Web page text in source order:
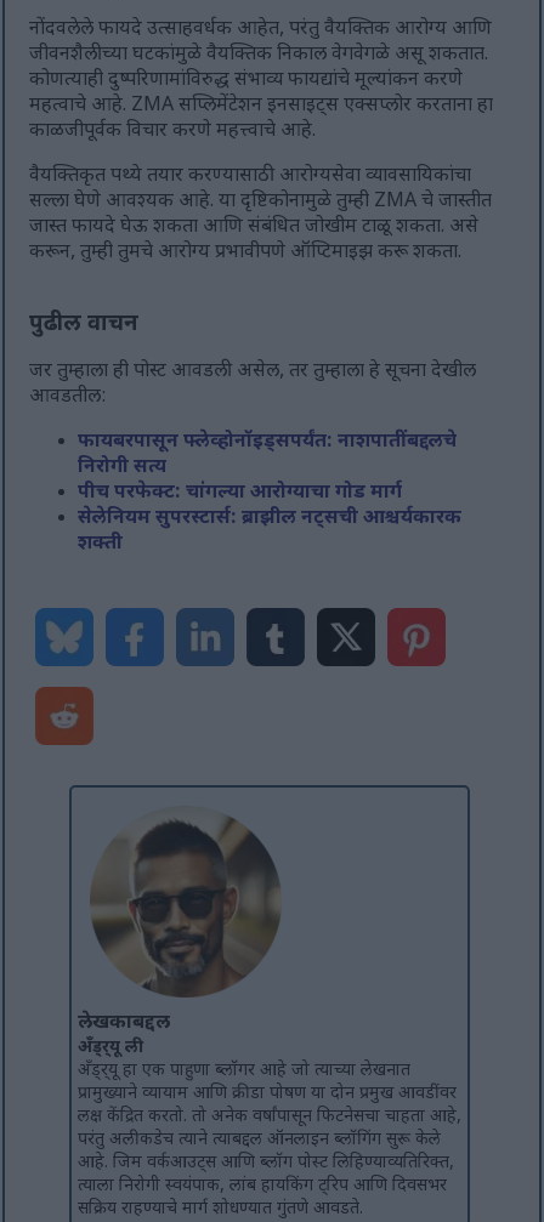
नोंदवलेले फायदे उत्साहवर्धक आहेत, परंतु वैयक्तिक आरोग्य आणि
जीवनशैलीच्या घटकांमुळे वैयक्तिक निकाल वेगवेगळे असू शकतात.
कोणत्याही दुष्परिणामांविरुद्ध संभाव्य फायद्यांचे मूल्यांकन करणे
महत्वाचे आहे. ZMA सप्लिमेंटेशन इनसाइट्स एक्सप्लोर करताना हा
काळजीपूर्वक विचार करणे महत्त्वाचे आहे.
वैयक्तिकृत पथ्ये तयार करण्यासाठी आरोग्यसेवा व्यावसायिकांचा
सल्ला घेणे आवश्यक आहे. या दृष्टिकोनामुळे तुम्ही ZMA चे जास्तीत
जास्त फायदे घेऊ शकता आणि संबंधित जोखीम टाळू शकता. असे
करून, तुम्ही तुमचे आरोग्य प्रभावीपणे ऑप्टिमाइझ करू शकता.
पुढील वाचन
जर तुम्हाला ही पोस्ट आवडली असेल, तर तुम्हाला हे सूचना देखील
आवडतील:
फायबरपासून फ्लेव्होनॉइड्सपर्यंत: नाशपातींबद्दलचे
निरोगी सत्य
पीच परफेक्ट: चांगल्या आरोग्याचा गोड मार्ग
सेलेनियम सुपरस्टार्स: ब्राझील नट्सची आश्चर्यकारक
शक्ती
लेखकाबद्दल
अँड्र्यू ली
अँड्र्यू हा एक पाहुणा ब्लॉगर आहे जो त्याच्या लेखनात
प्रामुख्याने व्यायाम आणि क्रीडा पोषण या दोन प्रमुख आवडींवर
लक्ष केंद्रित करतो. तो अनेक वर्षांपासून फिटनेसचा चाहता आहे,
परंतु अलीकडेच त्याने त्याबद्दल ऑनलाइन ब्लॉगिंग सुरू केले
आहे. जिम वर्कआउट्स आणि ब्लॉग पोस्ट लिहिण्याव्यतिरिक्त,
त्याला निरोगी स्वयंपाक, लांब हायकिंग ट्रिप आणि दिवसभर
सक्रिय राहण्याचे मार्ग शोधण्यात गुंतणे आवडते.